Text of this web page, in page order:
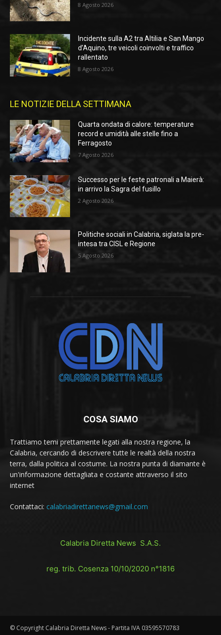
8 Agosto 2026
Incidente sulla A2 tra Altilia e San Mango
d’Aquino, tre veicoli coinvolti e traffico
rallentato
8 Agosto 2026
LE NOTIZIE DELLA SETTIMANA
Quarta ondata di calore: temperature
record e umidità alle stelle fino a
Ferragosto
7 Agosto 2026
Successo per le feste patronali a Maierà:
in arrivo la Sagra del fusillo
2 Agosto 2026
Politiche sociali in Calabria, siglata la pre-
intesa tra CISL e Regione
5 Agosto 2026
COSA SIAMO
Trattiamo temi prettamente legati alla nostra regione, la
Calabria, cercando di descrivere tutte le realtà della nostra
terra, dalla politica al costume. La nostra punta di diamante è
un'informazione dettagliata e costante attraverso il sito
internet
Contattaci: calabriadirettanews@gmail.com
Calabria Diretta News S.A.S.
reg. trib. Cosenza 10/10/2020 n°1816
© Copyright Calabria Diretta News - Partita IVA 03595570783